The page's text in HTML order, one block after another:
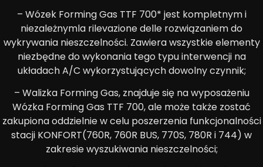
– Wózek Forming Gas TTF 700* jest kompletnym i
niezależnymla rilevazione delle rozwiązaniem do
wykrywania nieszczelności. Zawiera wszystkie elementy
niezbędne do wykonania tego typu interwencji na
układach A/C wykorzystujących dowolny czynnik;
– Walizka Forming Gas, znajduje się na wyposażeniu
Wózka Forming Gas TTF 700, ale może także zostać
zakupiona oddzielnie w celu poszerzenia funkcjonalności
stacji KONFORT(760R, 760R BUS, 770S, 780R i 744) w
zakresie wyszukiwania nieszczelności;